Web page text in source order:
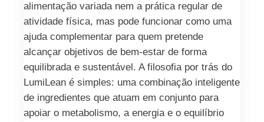
alimentação variada nem a prática regular de
atividade física, mas pode funcionar como uma
ajuda complementar para quem pretende
alcançar objetivos de bem-estar de forma
equilibrada e sustentável. A filosofia por trás do
LumiLean é simples: uma combinação inteligente
de ingredientes que atuam em conjunto para
apoiar o metabolismo, a energia e o equilíbrio